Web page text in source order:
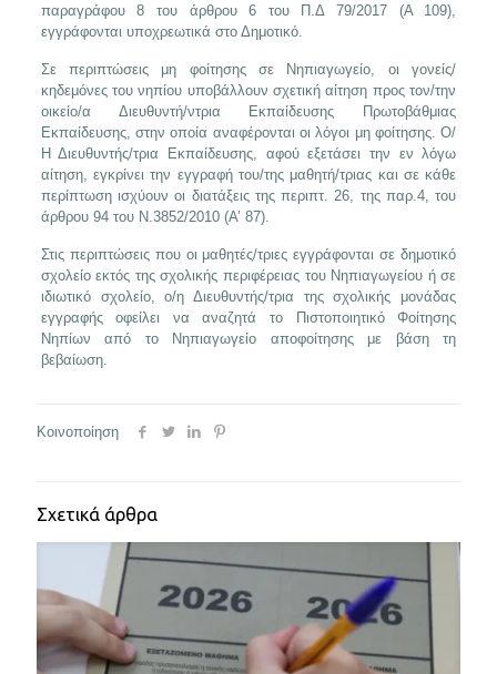
παραγράφου 8 του άρθρου 6 του Π.Δ 79/2017 (Α 109),
εγγράφονται υποχρεωτικά στο Δημοτικό.
Σε περιπτώσεις μη φοίτησης σε Νηπιαγωγείο, οι γονείς/
κηδεμόνες του νηπίου υποβάλλουν σχετική αίτηση προς τον/την
οικείο/α Διευθυντή/ντρια Εκπαίδευσης Πρωτοβάθμιας
Εκπαίδευσης, στην οποία αναφέρονται οι λόγοι μη φοίτησης. Ο/
Η Διευθυντής/τρια Εκπαίδευσης, αφού εξετάσει την εν λόγω
αίτηση, εγκρίνει την εγγραφή του/της μαθητή/τριας και σε κάθε
περίπτωση ισχύουν οι διατάξεις της περιπτ. 26, της παρ.4, του
άρθρου 94 του Ν.3852/2010 (Α’ 87).
Στις περιπτώσεις που οι μαθητές/τριες εγγράφονται σε δημοτικό
σχολείο εκτός της σχολικής περιφέρειας του Νηπιαγωγείου ή σε
ιδιωτικό σχολείο, ο/η Διευθυντής/τρια της σχολικής μονάδας
εγγραφής οφείλει να αναζητά το Πιστοποιητικό Φοίτησης
Νηπίων από το Νηπιαγωγείο αποφοίτησης με βάση τη
βεβαίωση.
Κοινοποίηση
Σχετικά άρθρα